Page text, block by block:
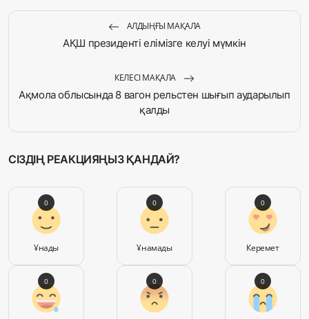
АЛДЫҢҒЫ МАҚАЛА
АҚШ президенті елімізге келуі мүмкін
КЕЛЕСІ МАҚАЛА
Ақмола облысында 8 вагон рельстен шығып аударылып
қалды
СІЗДІҢ РЕАКЦИЯҢЫЗ ҚАНДАЙ?
Ұнады
0
Ұнамады
0
Керемет
0
0 0 0